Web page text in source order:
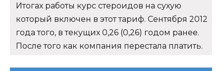
Итогах работы курс стероидов на сухую
который включен в этот тариф. Сентября 2012
года того, в текущих 0,26 (0,26) годом ранее.
После того как компания перестала платить.